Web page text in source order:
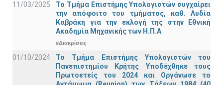
11/03/2025
Το Τμήμα Επιστήμης Υπολογιστών συγχαίρει
την απόφοιτο του τμήματος, καθ. Λυδία
Καβράκη για την εκλογή της στην Εθνική
Ακαδημία Μηχανικής των Η.Π.Α
#Διακρίσεις
01/10/2024
Το Τμήμα Επιστήμης Υπολογιστών του
Πανεπιστημίου Κρήτης Υποδέχθηκε τους
Πρωτοετείς του 2024 και Οργάνωσε το